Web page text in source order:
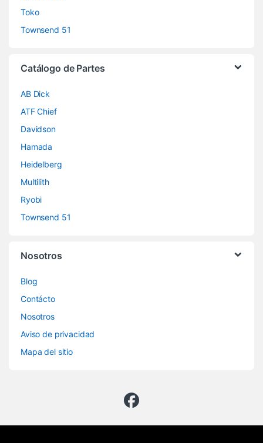
Toko
Townsend 51
Catálogo de Partes
AB Dick
ATF Chief
Davidson
Hamada
Heidelberg
Multilith
Ryobi
Townsend 51
Nosotros
Blog
Contácto
Nosotros
Aviso de privacidad
Mapa del sitio